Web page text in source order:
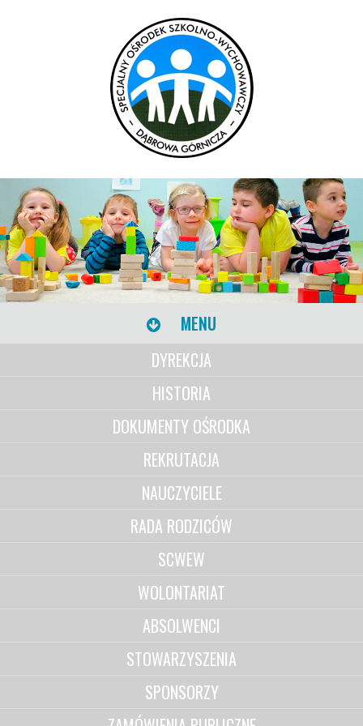
MENU
DYREKCJA
HISTORIA
DOKUMENTY OŚRODKA
REKRUTACJA
NAUCZYCIELE
RADA RODZICÓW
SCWEW
WOLONTARIAT
ABSOLWENCI
STOWARZYSZENIA
SPONSORZY